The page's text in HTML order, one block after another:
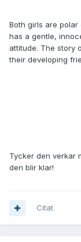
Both girls are polar
has a gentle,
attitude. The story
their developing
Tycker den verkar
den blir klar!
Citat